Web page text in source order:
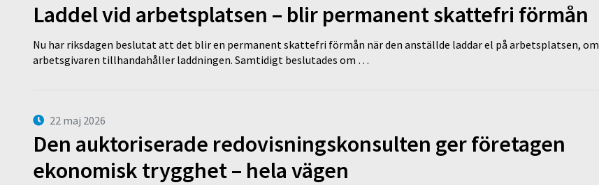
Laddel vid arbetsplatsen – blir permanent skattefri förmån
Nu har riksdagen beslutat att det blir en permanent skattefri förmån när den anställde laddar el på arbetsplatsen, om
arbetsgivaren tillhandahåller laddningen. Samtidigt beslutades om …
22 maj 2026
Den auktoriserade redovisningskonsulten ger företagen
ekonomisk trygghet – hela vägen